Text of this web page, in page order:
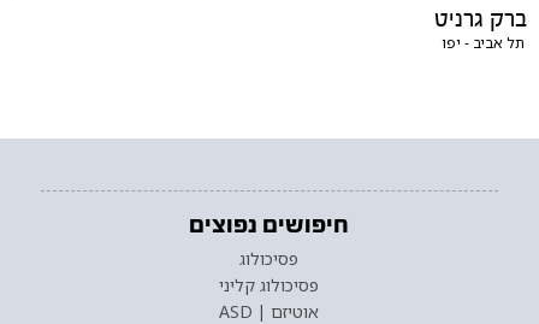
ברק גרניט
תל אביב - יפו
חיפושים נפוצים
פסיכולוג
פסיכולוג קליני
אוטיזם | ASD